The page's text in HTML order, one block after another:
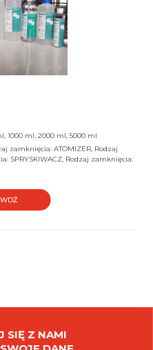
1000 ml, 2000 ml, 5000 ml
zamknięcia: ATOMIZER, Rodzaj
SPRYSKIWACZ, Rodzaj zamknięcia:
SIĘ Z NAMI